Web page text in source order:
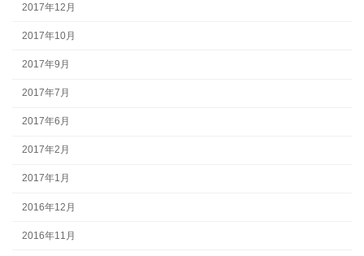
2017年12月
2017年10月
2017年9月
2017年7月
2017年6月
2017年2月
2017年1月
2016年12月
2016年11月